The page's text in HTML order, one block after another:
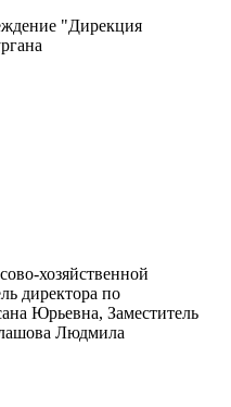
"Дирекция
хозяйственной
директора по
Юрьевна, Заместитель
Людмила